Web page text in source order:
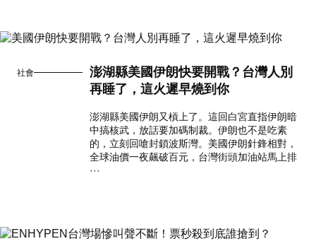
社會
澎湖縣美國伊朗快要開戰？台灣人別
再睡了，這火遲早燒到你
澎湖縣美國伊朗又槓上了。這回白宮直指伊朗暗
中搞核武，放話要加碼制裁。伊朗也不是吃素
的，立刻回嗆封鎖波斯灣。美國伊朗針鋒相對，
全球油價一夜飆破百元，台灣街頭加油站馬上排
···